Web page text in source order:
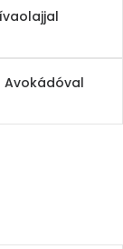
Avokádóval